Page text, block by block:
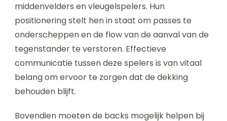
middenvelders en vleugelspelers. Hun
positionering stelt hen in staat om passes te
onderscheppen en de flow van de aanval van de
tegenstander te verstoren. Effectieve
communicatie tussen deze spelers is van vitaal
belang om ervoor te zorgen dat de dekking
behouden blijft.
Bovendien moeten de backs mogelijk helpen bij